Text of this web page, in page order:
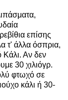
επίσης
τ' άλλα όσπρια,
Κάλι. Αν δεν
30 χιλιόγρ.
φτωχό σε
κάλι ή 30-